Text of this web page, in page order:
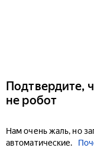
Подтвердите,
не робот
Нам очень жаль, но
автоматические.